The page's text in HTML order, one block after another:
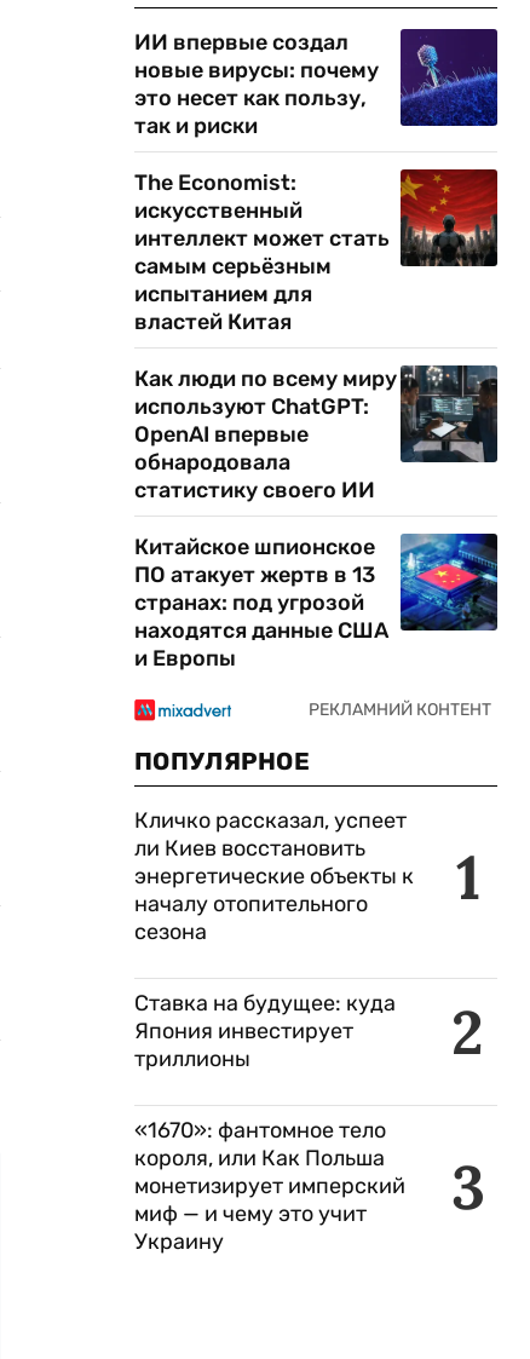
ИИ впервые создал
новые вирусы: почему
это несет как пользу,
так и риски
The Economist:
искусственный
интеллект может стать
самым серьёзным
испытанием для
властей Китая
Как люди по всему миру
используют ChatGPT:
OpenAI впервые
обнародовала
статистику своего ИИ
Китайское шпионское
ПО атакует жертв в 13
странах: под угрозой
находятся данные США
и Европы
ПОПУЛЯРНОЕ
1
Кличко рассказал, успеет
ли Киев восстановить
энергетические объекты к
началу отопительного
сезона
2
Ставка на будущее: куда
Япония инвестирует
триллионы
3
«1670»: фантомное тело
короля, или Как Польша
монетизирует имперский
миф — и чему это учит
Украину